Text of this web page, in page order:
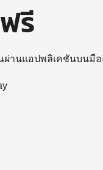
รี
ผ่านแอปพลิเคชันบนมื